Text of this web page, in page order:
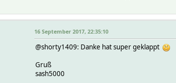
16 September 2017, 22:35:10
@shorty1409: Danke hat super geklappt
Gruß
sash5000